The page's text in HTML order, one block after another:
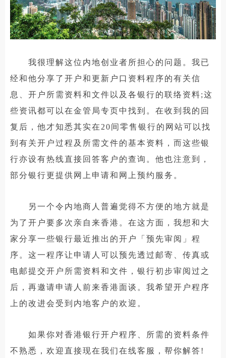
我很理解这位内地创业者所担心的问题。我已
经和他分享了开户和更新户口资料程序的有关信
息、开户所需资料和文件以及各银行的联络资料;这
些资讯都可以在金管局专页中找到。在收到我的回
复后，他才知悉其实在20间零售银行的网站可以找
到有关开户过程及所需文件的基本资料，而这些银
行亦设有热线直接回答客户的查询。他也注意到，
部分银行更提供网上申请和网上预约服务。
另一个令内地商人普遍觉得不方便的地方就是
为了开户要多次亲自来香港。在这方面，我想和大
家分享一些银行最近推出的开户「预先审阅」程
序。这一程序让申请人可以预先透过邮寄、传真或
电邮提交开户所需资料和文件，银行初步审阅过之
后，再邀请申请人前来香港面谈。我希望开户程序
上的改进会受到内地客户的欢迎。
如果你对香港银行开户程序、所需的资料条件
不熟悉，欢迎直接现在我们在线客服，帮你解答!